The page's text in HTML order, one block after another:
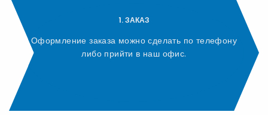
1. ЗАКАЗ
Оформление заказа можно сделать по телефону
либо прийти в наш офис.